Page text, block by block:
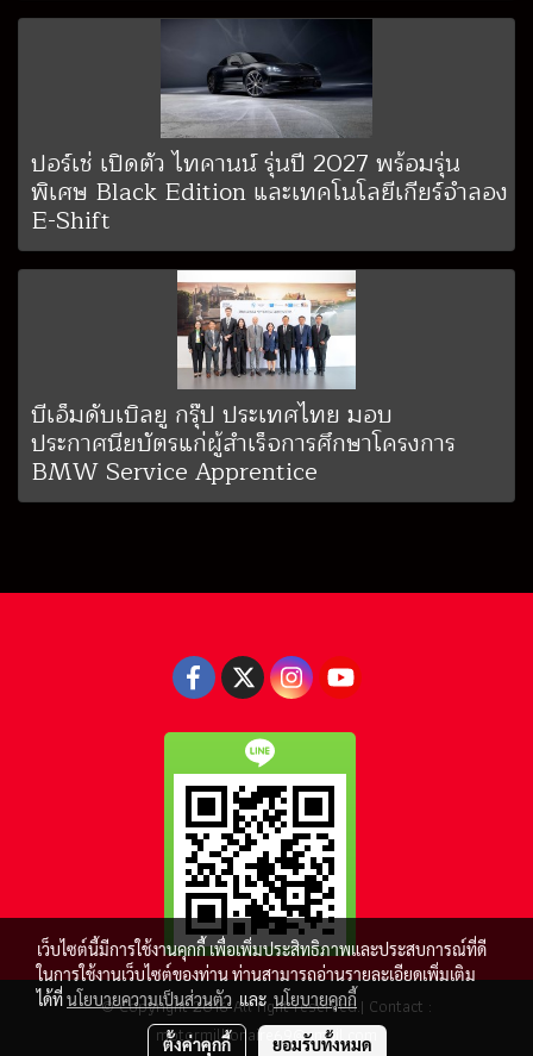
ปอร์เช่ เปิดตัว ไทคานน์ รุ่นปี 2027 พร้อมรุ่น
พิเศษ Black Edition และเทคโนโลยีเกียร์จำลอง
E-Shift
บีเอ็มดับเบิลยู กรุ๊ป ประเทศไทย มอบ
ประกาศนียบัตรแก่ผู้สำเร็จการศึกษาโครงการ
BMW Service Apprentice
© Copyright 2016 All right reserved.| Contact :
motormillionaire69@gmail.com
เว็บไซต์นี้มีการใช้งานคุกกี้ เพื่อเพิ่มประสิทธิภาพและประสบการณ์ที่ดี
ในการใช้งานเว็บไซต์ของท่าน ท่านสามารถอ่านรายละเอียดเพิ่มเติม
ได้ที่นโยบายความเป็นส่วนตัว และนโยบายคุกกี้
ตั้งค่าคุกกี้ ยอมรับทั้งหมด